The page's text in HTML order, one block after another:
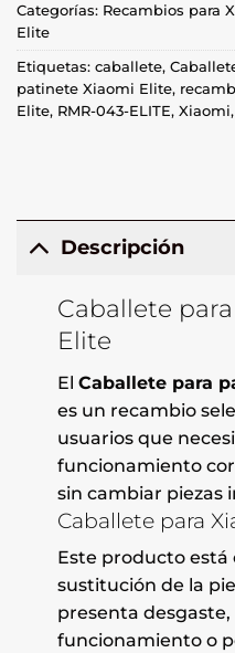
Categorías: Recambios para
Elite
Etiquetas: caballete,
patinete Xiaomi Elite,
Elite, RMR-043-ELITE, Xiaomi,
Descripción
Caballete
Elite
El Caballete para
es un recambio
usuarios que
funcionamiento
sin cambiar piezas
Caballete para
Este producto está
sustitución de la
presenta
funcionamiento o